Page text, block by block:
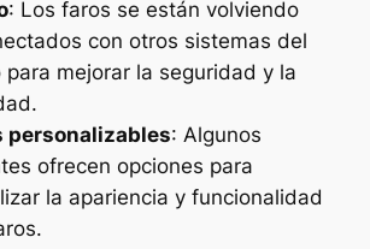
: Los faros se están volviendo
con otros sistemas del
para mejorar la seguridad y la
personalizables: Algunos
ofrecen opciones para
la apariencia y funcionalidad